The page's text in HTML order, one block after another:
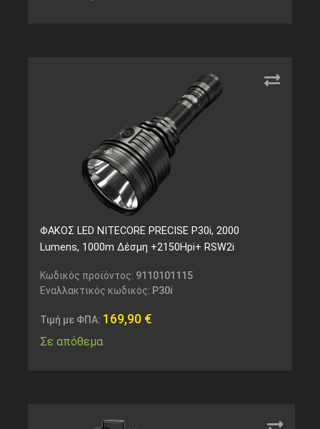
ΦΑΚΟΣ LED NITECORE PRECISE P30i, 2000
Lumens, 1000m Δέσμη +2150Hpi+ RSW2i
Κωδικός προϊόντος: 9110101115
Εναλλακτικός κωδικός: P30i
Τιμή με ΦΠΑ: 169,90 €
Σε απόθεμα